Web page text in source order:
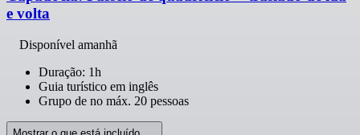
e volta
Disponível amanhã
Duração: 1h
Guia turístico em inglês
Grupo de no máx. 20 pessoas